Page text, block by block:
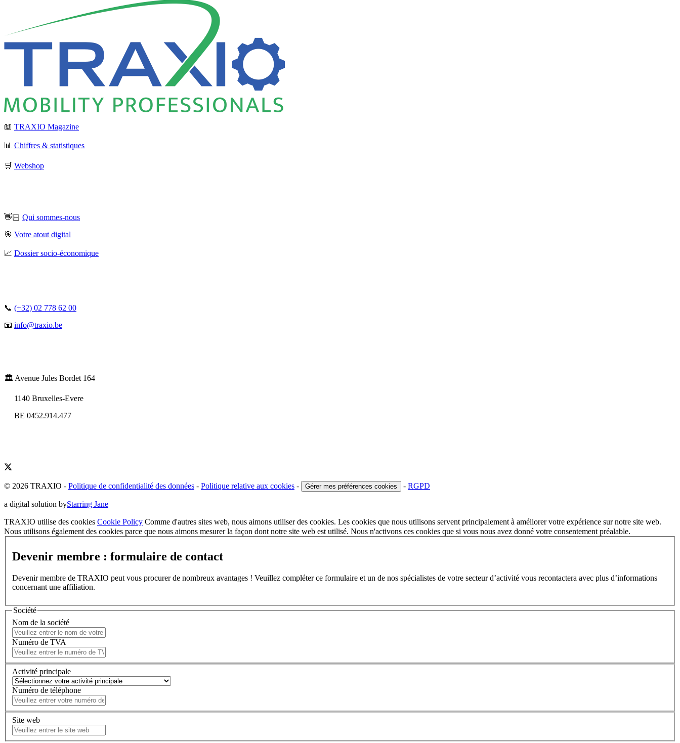
📖 TRAXIO Magazine
📊 Chiffres & statistiques
🛒 Webshop
👋🏻 Qui sommes-nous
🎯 Votre atout digital
📈 Dossier socio-économique
📞 (+32) 02 778 62 00
📧 info@traxio.be
🏛️ Avenue Jules Bordet 164
1140 Bruxelles-Evere
BE 0452.914.477
© 2026 TRAXIO - Politique de confidentialité des données - Politique relative aux cookies - Gérer mes préférences cookies - RGPD
a digital solution byStarring Jane
TRAXIO utilise des cookies Cookie Policy Comme d'autres sites web, nous aimons utiliser des cookies. Les cookies que nous utilisons servent principalement à améliorer votre expérience sur notre site web.
Nous utilisons également des cookies parce que nous aimons mesurer la façon dont notre site web est utilisé. Nous n'activons ces cookies que si vous nous avez donné votre consentement préalable.
Devenir membre : formulaire de contact
Devenir membre de TRAXIO peut vous procurer de nombreux avantages ! Veuillez compléter ce formulaire et un de nos spécialistes de votre secteur d’activité vous recontactera avec plus d’informations
concernant une affiliation.
Société
Nom de la société
Numéro de TVA
Activité principale
Numéro de téléphone
Site web